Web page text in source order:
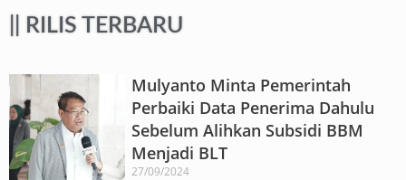
|| RILIS TERBARU
Mulyanto Minta Pemerintah
Perbaiki Data Penerima Dahulu
Sebelum Alihkan Subsidi BBM
Menjadi BLT
27/09/2024